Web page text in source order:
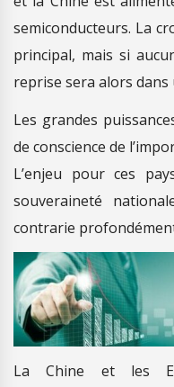
semiconducteurs. La
principal, mais si
reprise sera alors
Les grandes
de conscience de
L’enjeu pour ces
souveraineté
contrarie
La Chine et les